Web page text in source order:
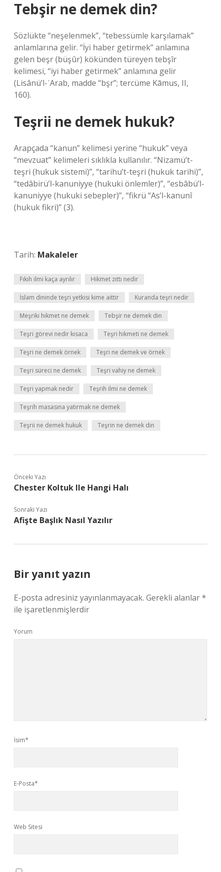
Tebşir ne demek din?
Sözlükte “neşelenmek”, “tebessümle karşılamak”
anlamlarına gelir. “İyi haber getirmek” anlamına
gelen beşr (büşûr) kökünden türeyen tebşîr
kelimesi, “iyi haber getirmek” anlamına gelir
(Lisânü’l-ʿArab, madde “bşr”; tercüme Kāmus, II,
160).
Teşrii ne demek hukuk?
Arapçada “kanun” kelimesi yerine “hukuk” veya
“mevzuat” kelimeleri sıklıkla kullanılır. “Nizamü’t-
teşri (hukuk sistemi)”, “tarihu’t-teşri (hukuk tarihi)”,
“tedâbirü’l-kanuniyye (hukuki önlemler)”, “esbâbü’l-
kanuniyye (hukuki sebepler)”, “fikrü “As’l-kanunî
(hukuk fikri)” (3).
Tarih: Makaleler
Fıkıh ilmi kaça ayrılır Hikmet zıttı nedir
İslam dininde teşri yetkisi kime aittir Kuranda teşri nedir
Meşriki hikmet ne demek Tebşir ne demek din
Teşri görevi nedir kısaca Teşri hikmeti ne demek
Teşri ne demek örnek Teşri ne demek ve örnek
Teşri süreci ne demek Teşri vahiy ne demek
Teşri yapmak nedir Teşrih ilmi ne demek
Teşrih masasına yatırmak ne demek
Teşrii ne demek hukuk Teşrin ne demek din
Önceki Yazı
Chester Koltuk Ile Hangi Halı
Sonraki Yazı
Afişte Başlık Nasıl Yazılır
Bir yanıt yazın
E-posta adresiniz yayınlanmayacak. Gerekli alanlar*
ile işaretlenmişlerdir
Yorum
İsim*
E-Posta*
Web Sitesi